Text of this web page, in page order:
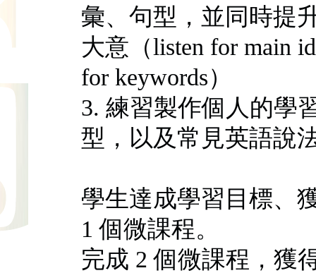
彙、句型，並同時提
大意（listen for main
for keywords）
3. 練習製作個人的學
型，以及常見英語說
學生達成學習目標、
1 個微課程。
完成 2 個微課程，獲